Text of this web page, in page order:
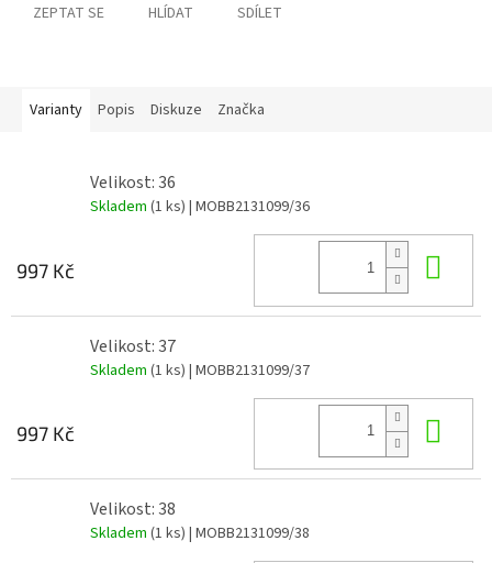
ZEPTAT SE HLÍDAT SDÍLET
Varianty Popis Diskuze Značka
Velikost: 36
Skladem (1 ks) | MOBB2131099/36
997 Kč
Velikost: 37
Skladem (1 ks) | MOBB2131099/37
997 Kč
Velikost: 38
Skladem (1 ks) | MOBB2131099/38